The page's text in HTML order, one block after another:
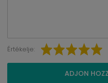
Értékelje:
ADJON